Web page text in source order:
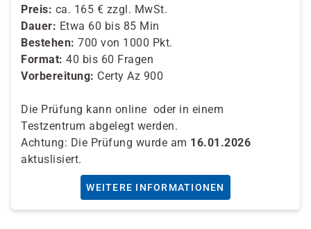
Preis: ca. 165 € zzgl. MwSt.
Dauer: Etwa 60 bis 85 Min
Bestehen: 700 von 1000 Pkt.
Format: 40 bis 60 Fragen
Vorbereitung: Certy Az 900
Die Prüfung kann online oder in einem
Testzentrum abgelegt werden.
Achtung: Die Prüfung wurde am 16.01.2026
aktuslisiert.
WEITERE INFORMATIONEN